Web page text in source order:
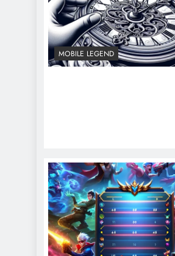
MOBILE LEGEND